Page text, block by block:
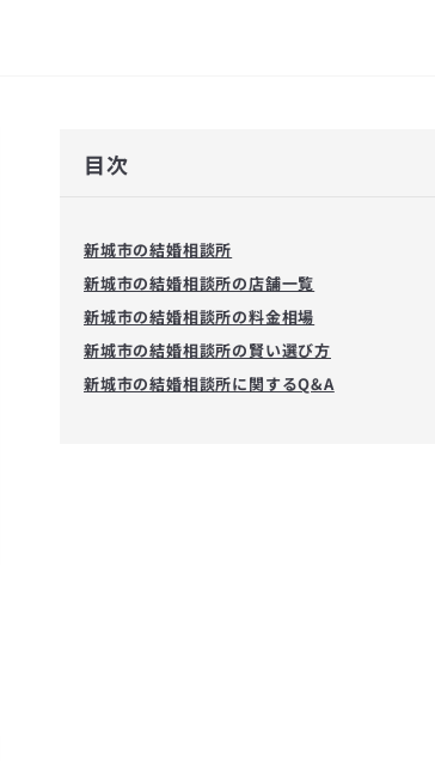
目次
新城市の結婚相談所
新城市の結婚相談所の店舗一覧
新城市の結婚相談所の料金相場
新城市の結婚相談所の賢い選び方
新城市の結婚相談所に関するQ&A